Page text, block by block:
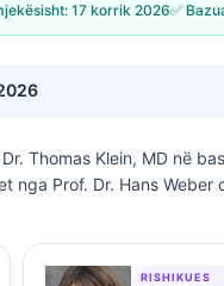
17 korrik 2026✅
Dr. Thomas Klein, MD në
nga Prof. Dr. Hans Weber
RISHIKUES